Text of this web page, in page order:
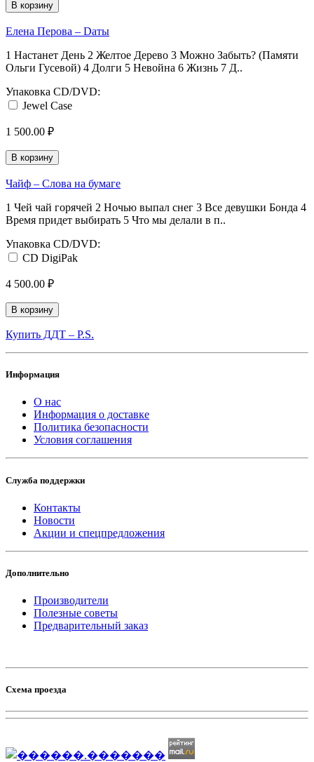
В корзину
Елена Перова ‎– Dаты
1 Настанет День 2 Желтое Дерево 3 Можно Забыть? (Памяти
Ольги Гусевой) 4 Долги 5 Невойна 6 Жизнь 7 Д..
Упаковка CD/DVD:
Jewel Case
1 500.00 ₽
В корзину
Чайф ‎– Слова на бумаге
1 Чей чай горячей 2 Ночью выпал снег 3 Все девушки Бонда 4
Время придет выбирать 5 Что мы делали в п..
Упаковка CD/DVD:
CD DigiPak
4 500.00 ₽
В корзину
Купить ДДТ ‎– P.S.
Информация
О нас
Информация о доставке
Политика безопасности
Условия соглашения
Служба поддержки
Контакты
Новости
Акции и спецпредложения
Дополнительно
Производители
Полезные советы
Предварительный заказ
Схема проезда